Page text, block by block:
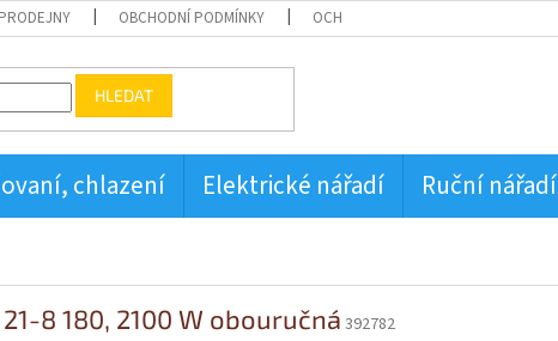
OBCHODNÍ PODMÍNKY OCHRANA OSOBNÍCH ÚDAJŮ
HLEDAT
chlazení Elektrické nářadí Ruční nářadí
8 180, 2100 W obouručná392782